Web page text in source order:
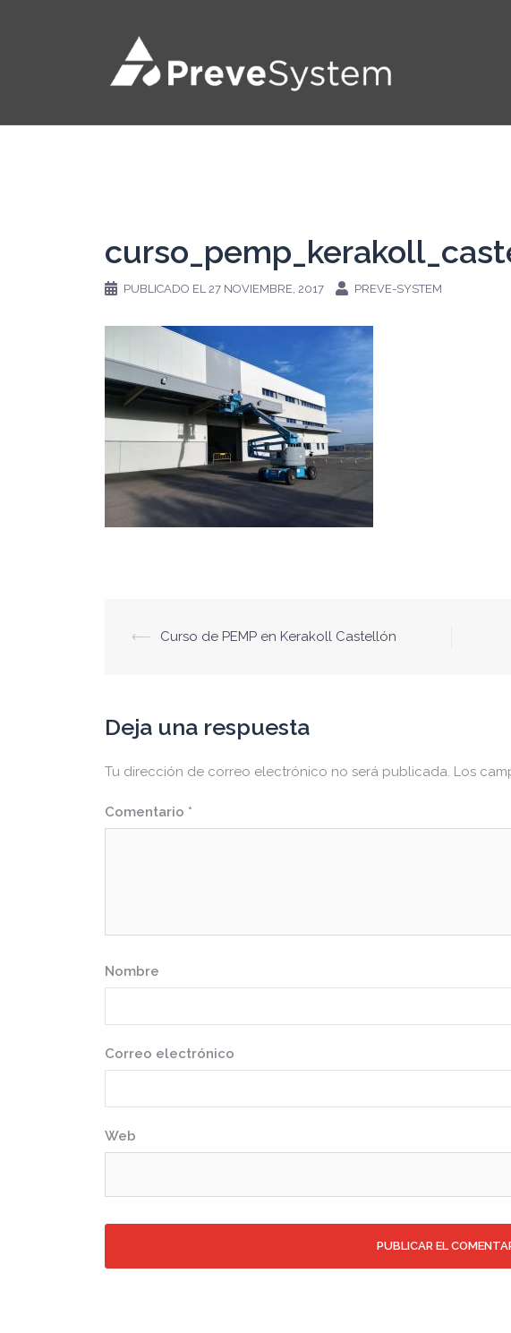
PUBLICADO EL27 NOVIEMBRE, 2017 PREVE-SYSTEM
Navegación
⟵ Curso de PEMP en Kerakoll Castellón
Deja una respuesta
Tu dirección de correo electrónico no será publicada. Los
Comentario *
Nombre
Correo electrónico
Web